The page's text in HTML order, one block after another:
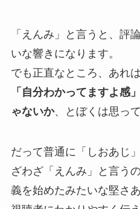
「えんみ」と言うと、評
いな響きになります。
でも正直なところ、あれ
「自分わかってますよ感
ゃないか、とぼくは思って
だって普通に「しおあじ
ざわざ「えんみ」と言う
義を始めたみたいな堅さ